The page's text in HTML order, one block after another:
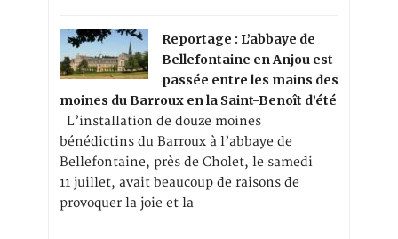
Reportage : L’abbaye de
Bellefontaine en Anjou est
passée entre les mains des
moines du Barroux en la Saint-Benoît d’été
L’installation de douze moines
bénédictins du Barroux à l’abbaye de
Bellefontaine, près de Cholet, le samedi
11 juillet, avait beaucoup de raisons de
provoquer la joie et la